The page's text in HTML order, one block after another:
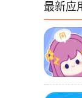
最新应